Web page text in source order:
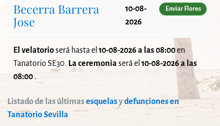
Listado de las últimasesquelasydefunciones en
Tanatorio Sevilla
Becerra Barrera
Jose
10-08-
2026
Enviar Flores
El velatorioserá hasta el 10-08-2026 a las 08:00en
Tanatorio SE30. La ceremoniaserá el 10-08-2026 a las
08:00 .